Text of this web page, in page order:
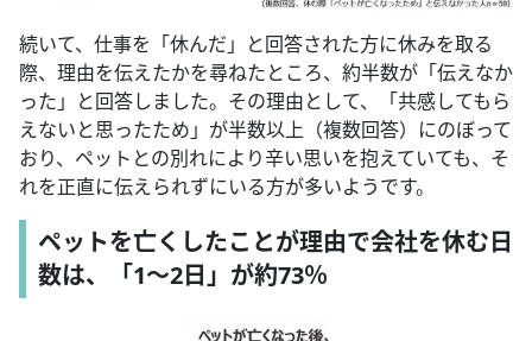
続いて、仕事を「休んだ」と回答された方に休みを取る
際、理由を伝えたかを尋ねたところ、約半数が「伝えなか
った」と回答しました。その理由として、「共感してもら
えないと思ったため」が半数以上（複数回答）にのぼって
おり、ペットとの別れにより辛い思いを抱えていても、そ
れを正直に伝えられずにいる方が多いようです。
ペットを亡くしたことが理由で会社を休む日
数は、「1～2日」が約73％